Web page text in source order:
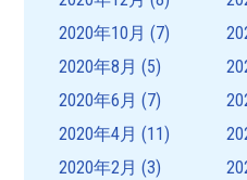
2020年10月 (7)
2020年8月 (5)
2020年6月 (7)
2020年4月 (11)
2020年2月 (3)